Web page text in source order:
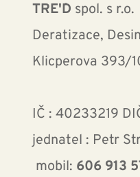
TRE'´D spol. s r.o.
Deratizace,
Klicperova 393/
IČ : 40233219
jednatel : Petr
mobil: 606 913